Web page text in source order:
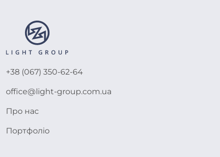
+38 (067) 350-62-64
office@light-group.com.ua
Про нас
Портфоліо